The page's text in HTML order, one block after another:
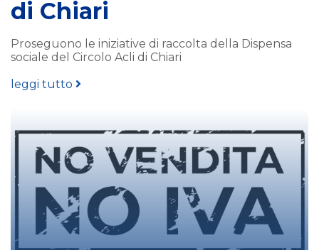
di Chiari
Proseguono le iniziative di raccolta della Dispensa
sociale del Circolo Acli di Chiari
leggi tutto